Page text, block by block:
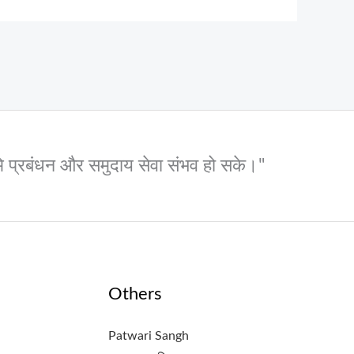
प्रबंधन और समुदाय सेवा संभव हो सके।"
Others
Patwari Sangh